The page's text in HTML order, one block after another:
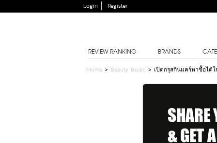
Login Register
REVIEW RANKING BRANDS
Home > Beauty Board > เปิดกรุสกินแคร์หาซื้อได้